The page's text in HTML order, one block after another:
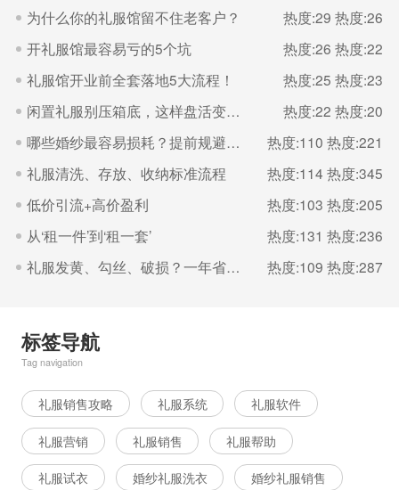
为什么你的礼服馆留不住老客户？
热度:29 热度:26
开礼服馆最容易亏的5个坑
热度:26 热度:22
礼服馆开业前全套落地5大流程！
热度:25 热度:23
闲置礼服别压箱底，这样盘活变现金
热度:22 热度:20
哪些婚纱最容易损耗？提前规避减少损失
热度:110 热度:221
礼服清洗、存放、收纳标准流程
热度:114 热度:345
低价引流+高价盈利
热度:103 热度:205
从‘租一件’到‘租一套’
热度:131 热度:236
礼服发黄、勾丝、破损？一年省下几千块养护法
热度:109 热度:287
标签导航
Tag navigation
礼服销售攻略 礼服系统 礼服软件
礼服营销 礼服销售 礼服帮助
礼服试衣 婚纱礼服洗衣 婚纱礼服销售